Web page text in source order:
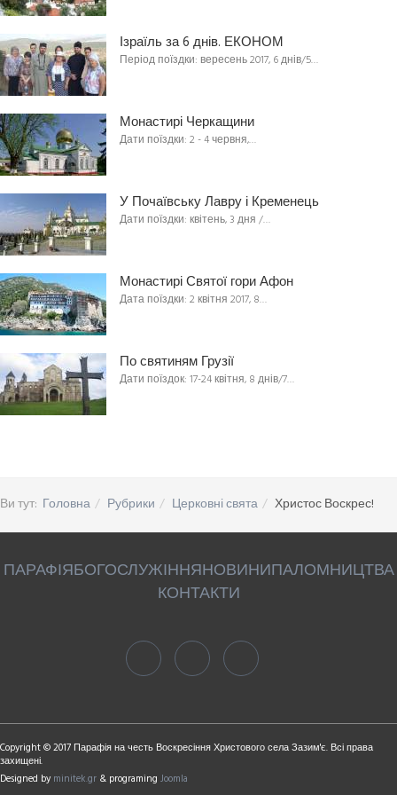
Ізраїль за 6 днів. ЕКОНОМ
Період поїздки: вересень 2017, 6 днів/5…
Монастирі Черкащини
Дати поїздки: 2 - 4 червня,…
У Почаївську Лавру і Кременець
Дати поїздки: квітень, 3 дня /…
Монастирі Святої гори Афон
Дата поїздки: 2 квітня 2017, 8…
По святиням Грузії
Дати поїздок: 17-24 квітня, 8 днів/7…
Ви тут: Головна Рубрики Церковні свята Христос Воскрес!
ПАРАФІЯБОГОСЛУЖІННЯНОВИНИПАЛОМНИЦТВА
КОНТАКТИ
Copyright © 2017 Парафія на честь Воскресіння Христового села Зазим'є. Всі права
захищені.
Designed by minitek.gr & programing Joomla